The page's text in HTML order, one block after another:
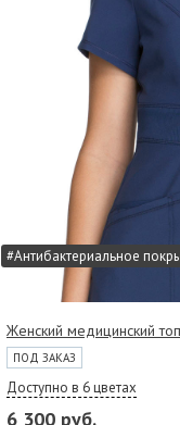
#Антибактериальное
Женский медицинский
ПОД ЗАКАЗ
Доступно в 6 цветах
6 300 руб.